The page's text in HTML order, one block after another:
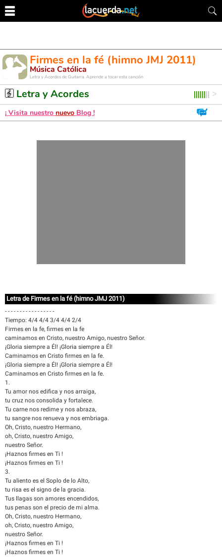
Firmes en la fé (himno JMJ 2011)
Música Católica
Letra y Acordes de Guitarra. Aprende a tocar esta canción
Letra y Acordes
¡ Visita nuestro nuevo Blog !
Letra de Firmes en la fé (himno JMJ 2011)
- - - - - - - - - - - - - - - - -
Tiempo: 4/4 4/4 3/4 4/4 2/4
Firmes en la fe, firmes en la fe
caminamos en Cristo, nuestro Amigo, nuestro Señor.
¡Gloria siempre a Él! ¡Gloria siempre a Él!
Caminamos en Cristo firmes en la fe.
¡Gloria siempre a Él! ¡Gloria siempre a Él!
Caminamos en Cristo firmes en la fe.
1.
Tu amor nos edifica y nos arraiga,
tu cruz nos consolida y fortalece.
Tu carne nos redime y nos abraza,
tu sangre nos renueva y nos embriaga.
Oh, Cristo, nuestro Hermano,
oh, Cristo, nuestro Amigo,
nuestro Señor.
¡Haznos firmes en Ti !
¡Haznos firmes en Ti !
3.
Tu aliento es el Soplo de lo Alto,
tu risa es el signo de la gracia.
Tus llagas son amores encendidos,
tus penas son el precio de mi alma.
Oh, Cristo, nuestro Hermano,
oh, Cristo, nuestro Amigo,
nuestro Señor.
¡Haznos firmes en Ti !
¡Haznos firmes en Ti !